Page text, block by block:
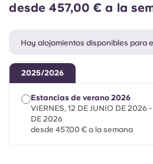
Español
Català
Italian
desde 457,00 € a la
Hay alojamientos disponibles para
2025/2026
Estancias de verano 2026
VIERNES, 12 DE JUNIO DE 2026
DE 2026
desde 457,00 € a la semana